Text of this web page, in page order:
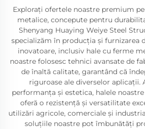
Explorați ofertele noastre premium
metalice, concepute pentru
Shenyang Huaying Weiye Steel
specializăm în producția și furnizarea
inovatoare, inclusiv hale cu ferme
noastre folosesc tehnici avansate de
de înaltă calitate, garantând că
riguroase ale diverselor aplicații.
performanța și estetica, halele
oferă o rezistență și versatilitate
utilizări agricole, comerciale și
soluțiile noastre pot îmbunătăți